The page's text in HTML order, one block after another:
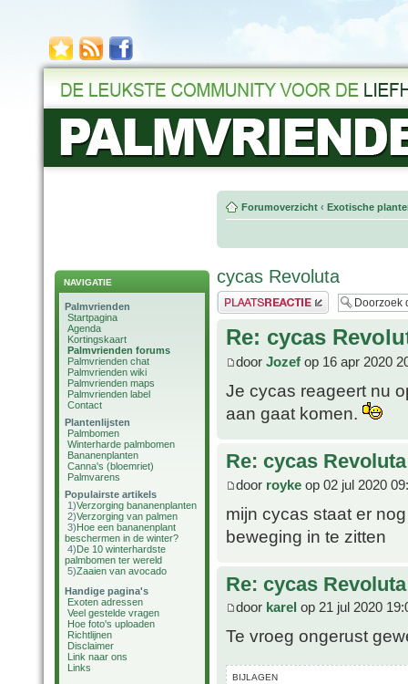
NAVIGATIE
Palmvrienden
Startpagina
Agenda
Kortingskaart
Palmvrienden forums
Palmvrienden chat
Palmvrienden wiki
Palmvrienden maps
Palmvrienden label
Contact
Plantenlijsten
Palmbomen
Winterharde palmbomen
Bananenplanten
Canna's (bloemriet)
Palmvarens
Populairste artikels
1)Verzorging bananenplanten
2)Verzorging van palmen
3)Hoe een bananenplant
beschermen in de winter?
4)De 10 winterhardste
palmbomen ter wereld
5)Zaaien van avocado
Handige pagina's
Exoten adressen
Veel gestelde vragen
Hoe foto's uploaden
Richtlijnen
Disclaimer
Link naar ons
Links
Forumoverzicht ‹ Exotische
cycas Revoluta
Plaats een reactie
Re: cycas
door Jozef op 16 apr 2020
Je cycas reageert nu
aan gaat komen.
Re: cycas Revoluta
door royke op 02 jul 2020
mijn cycas staat er
beweging in te zitten
Re: cycas Revoluta
door karel op 21 jul 2020
Te vroeg ongerust
BIJLAGEN